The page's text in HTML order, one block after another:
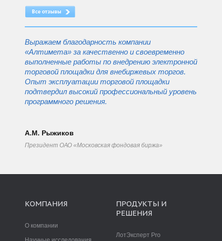
Выражаем благодарность компании
«Алтимета» за качественно и своевременно
выполненные работы по внедрению электронной
торговой площадки для внебиржевых торгов.
Опыт эксплуатации торговой площадки
подтвердил высокий профессиональный уровень
программного решения.
А.М. Рыжиков
Президент ОАО «Московская фондовая биржа»
КОМПАНИЯ
О компании
ПРОДУКТЫ И
РЕШЕНИЯ
ЛотЭксперт Pro